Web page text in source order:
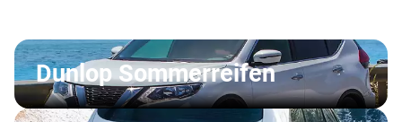
Dunlop Sommerreifen